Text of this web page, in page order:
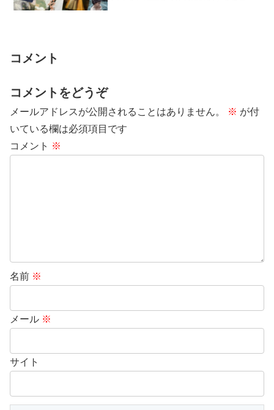
コメント
コメントをどうぞ
メールアドレスが公開されることはありません。 ※ が付
いている欄は必須項目です
コメント ※
名前 ※
メール ※
サイト